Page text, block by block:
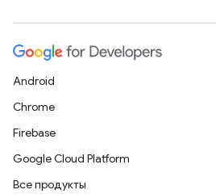
Android
Chrome
Firebase
Google Cloud Platform
Все продукты